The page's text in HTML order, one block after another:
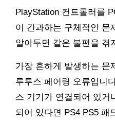
PlayStation 컨트롤러를
이 간과하는 구체적인 문
알아두면 같은 불편을 겪
가장 흔하게 발생하는 문
루투스 페어링 오류입니
스 기기가 연결되어 있거
되어 있다면 PS4 PS5 패